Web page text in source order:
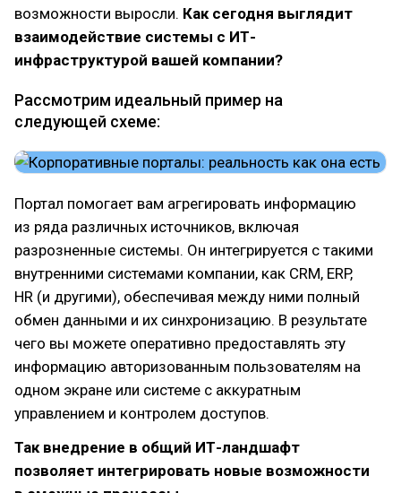
возможности выросли. Как сегодня выглядит
взаимодействие системы с ИТ-
инфраструктурой вашей компании?
Рассмотрим идеальный пример на
следующей схеме:
Портал помогает вам агрегировать информацию
из ряда различных источников, включая
разрозненные системы. Он интегрируется с такими
внутренними системами компании, как CRM, ERP,
HR (и другими), обеспечивая между ними полный
обмен данными и их синхронизацию. В результате
чего вы можете оперативно предоставлять эту
информацию авторизованным пользователям на
одном экране или системе с аккуратным
управлением и контролем доступов.
Так внедрение в общий ИТ-ландшафт
позволяет интегрировать новые возможности